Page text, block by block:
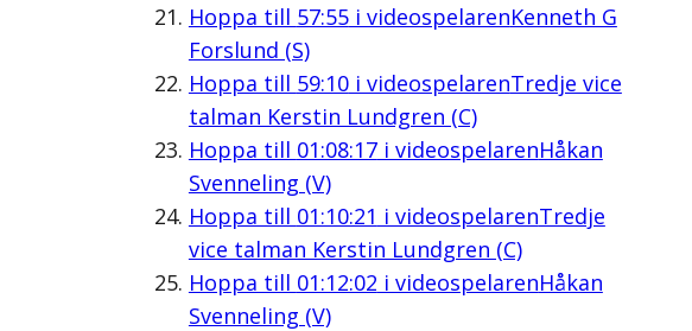
Hoppa till 57:55i videospelarenKenneth G
Forslund (S)
Hoppa till 59:10i videospelarenTredje vice
talman Kerstin Lundgren (C)
Hoppa till 01:08:17i videospelarenHåkan
Svenneling (V)
Hoppa till 01:10:21 i videospelarenTredje
vice talman Kerstin Lundgren (C)
Hoppa till 01:12:02 i videospelarenHåkan
Svenneling (V)